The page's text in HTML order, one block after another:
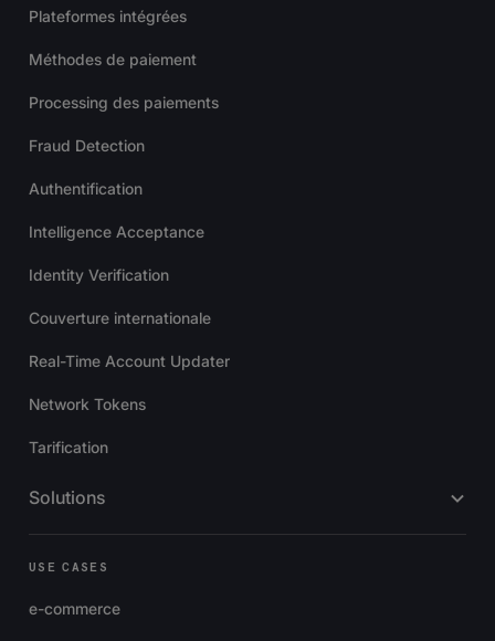
Plateformes intégrées
Méthodes de paiement
Processing des paiements
Fraud Detection
Authentification
Intelligence Acceptance
Identity Verification
Couverture internationale
Real-Time Account Updater
Network Tokens
Tarification
Solutions
USE CASES
e-commerce